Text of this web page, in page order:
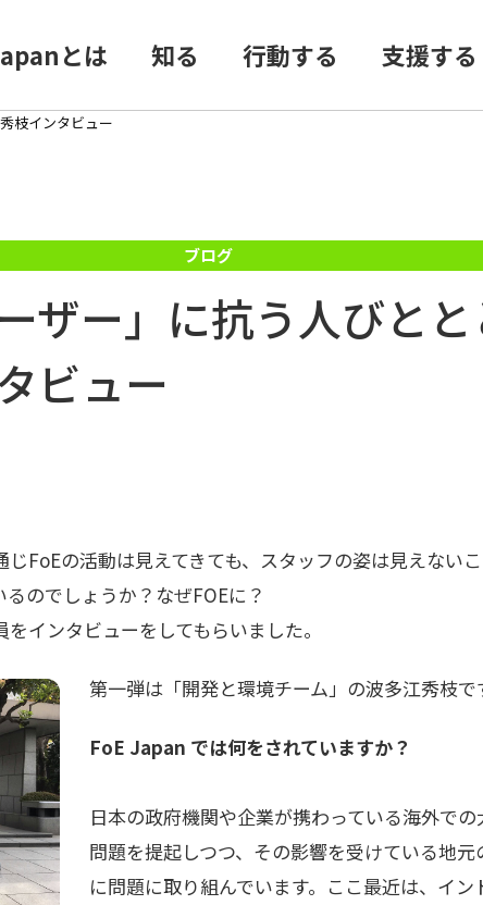
とは 知る 行動する 支援する
枝インタビュー
ザー」に抗う人びと
ビュー
FoEの活動は見えてきても、スタッフの姿は見えないこ
のでしょうか？なぜFOEに？
インタビューをしてもらいました。
第一弾は「開発と環境チーム」の波多江秀枝で
FoE Japan では何をされていますか？
日本の政府機関や企業が携わっている海外で
問題を提起しつつ、その影響を受けている地
に問題に取り組んでいます。ここ最近は、イ